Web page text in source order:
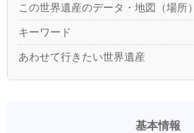
この世界遺産のデータ・地図（場所）
キーワード
あわせて行きたい世界遺産
基本情報